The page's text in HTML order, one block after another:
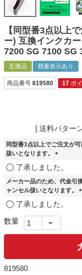
よくある質問
お問い合わせ
会員専用商品
説明書ダウンロード
【同型番3点以上
ー) 互換インクカ
7200 SG 7100 SG
互換品 残量表示あり
商品番号 819580 17 ポ
送料パター
同型番3点以上でご注文が
扱いとなります。
(
須
)
了承しました。
メーカー品のため、代金引
ャンセル扱いとなります。
了承しました。
819580